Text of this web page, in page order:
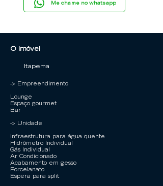
Me chame no whatsapp
O imóvel
Itapema
-> Empreendimento
Lounge
Espaço gourmet
Bar
-> Unidade
Infraestrutura para água quente
Hidrômetro Individual
Gás Individual
Ar Condicionado
Acabamento em gesso
Porcelanato
Espera para split